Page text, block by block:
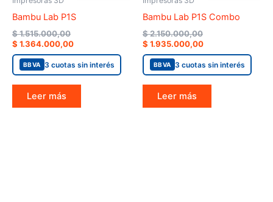
Bambu Lab P1S
$1.515.000,00
$ 1.364.000,00
BBVA 3 cuotas sin interés
Leer más
Bambu Lab P1S Combo
$2.150.000,00
$ 1.935.000,00
BBVA 3 cuotas sin interés
Leer más